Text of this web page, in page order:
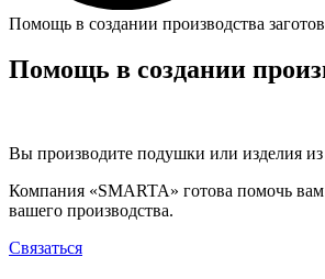
Помощь в создании производства
Помощь в создании
Вы производите подушки или изделия из
Компания «SMARTA» готова помочь вам
вашего производства.
Связаться